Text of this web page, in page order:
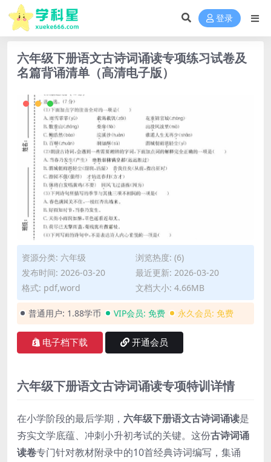
登录
六年级下册语文古诗词诵读专项练习试卷及
名篇背诵清单（高清电子版）
资源分类: 六年级
浏览热度: (6)
发布时间: 2026-03-20
最近更新: 2026-03-20
格式: pdf,word
文档大小: 4.66MB
普通用户: 1.88学币 VIP会员: 免费 永久会员: 免费
电子档下载 开通会员
六年级下册语文古诗词诵读专项特训详情
在小学阶段的最后学期， 六年级下册语文古诗词诵读是
夯实文学底蕴、冲刺小升初考试的关键。这份古诗词诵
读卷专门针对教材附录中的10首经典诗词编写，集诵